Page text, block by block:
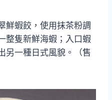
鮮蝦餃，使用抹茶粉調
整隻新鮮海蝦；入口蝦
另一種日式風貌。（售